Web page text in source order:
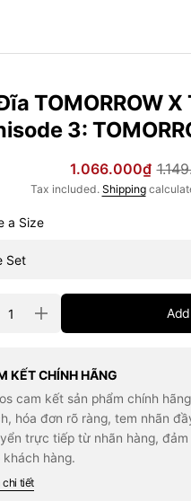
TOMORROW X
3:
Sale
price
1.066.000₫
Regular
price
Tax included. Shipping
Choose a Size
Increase
quantity
TOMORROW
TOGETHER
minisode
3:
TOMORROW
(Random)
KẾT CHÍNH HÃNG
cam kết sản phẩm chính
hóa đơn rõ ràng, tem nhãn
trực tiếp từ nhãn hàng,
khách hàng.
chi tiết